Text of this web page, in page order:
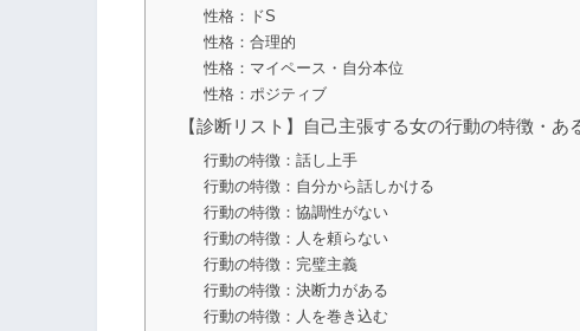
性格：ドS
性格：合理的
性格：マイペース・自分本位
性格：ポジティブ
【診断リスト】自己主張する女の行動の特徴・あ
行動の特徴：話し上手
行動の特徴：自分から話しかける
行動の特徴：協調性がない
行動の特徴：人を頼らない
行動の特徴：完璧主義
行動の特徴：決断力がある
行動の特徴：人を巻き込む